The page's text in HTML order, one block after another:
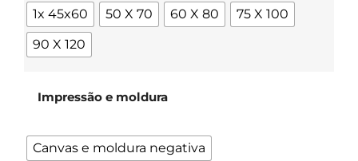
1x 45x60 50 X 70 60 X 80
75 X 100
90 X 120
Impressão e moldura
Canvas e moldura negativa